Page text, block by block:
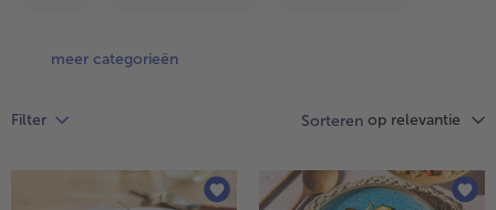
meer categorieën
Filter Sorteren op relevantie